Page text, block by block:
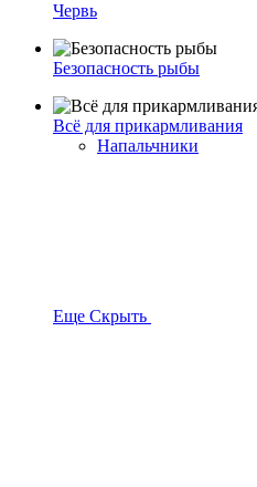
Червь
Безопасность рыбы
Всё для прикармливания
Напальчники
Еще Скрыть